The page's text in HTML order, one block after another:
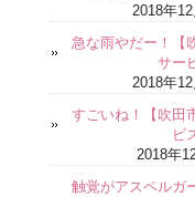
2018年12
急な雨やだー！【
サー
2018年12
すごいね！【吹田
ビ
2018年
触覚がアスペルガ